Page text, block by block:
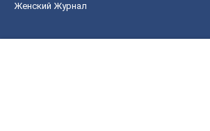
Женский Журнал